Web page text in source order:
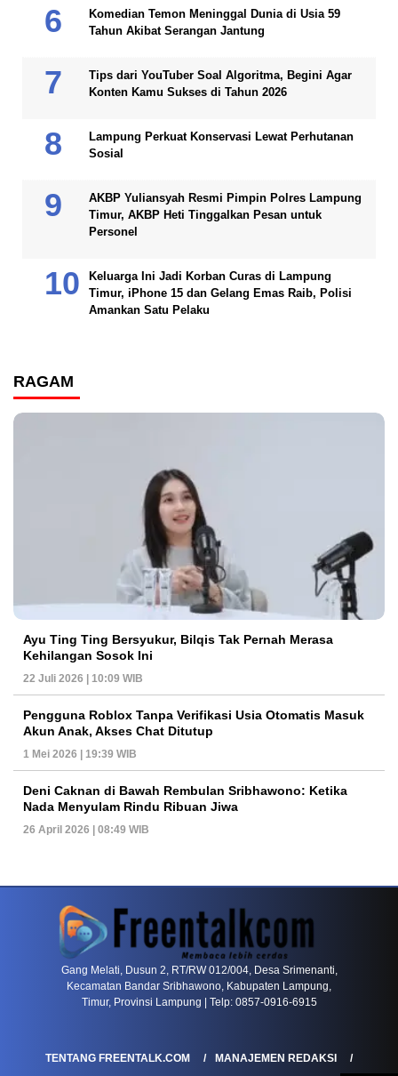
Komedian Temon Meninggal Dunia di Usia 59
Tahun Akibat Serangan Jantung
Tips dari YouTuber Soal Algoritma, Begini Agar
Konten Kamu Sukses di Tahun 2026
Lampung Perkuat Konservasi Lewat Perhutanan
Sosial
AKBP Yuliansyah Resmi Pimpin Polres Lampung
Timur, AKBP Heti Tinggalkan Pesan untuk
Personel
Keluarga Ini Jadi Korban Curas di Lampung
Timur, iPhone 15 dan Gelang Emas Raib, Polisi
Amankan Satu Pelaku
RAGAM
Ayu Ting Ting Bersyukur, Bilqis Tak Pernah Merasa
Kehilangan Sosok Ini
22 Juli 2026 | 10:09 WIB
Pengguna Roblox Tanpa Verifikasi Usia Otomatis Masuk
Akun Anak, Akses Chat Ditutup
1 Mei 2026 | 19:39 WIB
Deni Caknan di Bawah Rembulan Sribhawono: Ketika
Nada Menyulam Rindu Ribuan Jiwa
26 April 2026 | 08:49 WIB
PETIR800 LOGIN PETIR800 Baccarat Dan Evolusi Game Meja Digital
Gang Melati, Dusun 2, RT/RW 012/004, Desa Srimenanti,
Kecamatan Bandar Sribhawono, Kabupaten Lampung,
Timur, Provinsi Lampung | Telp: 0857-0916-6915
TENTANG FREENTALK.COM MANAJEMEN REDAKSI